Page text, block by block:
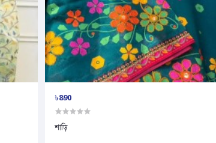
৳890
শাড়ি